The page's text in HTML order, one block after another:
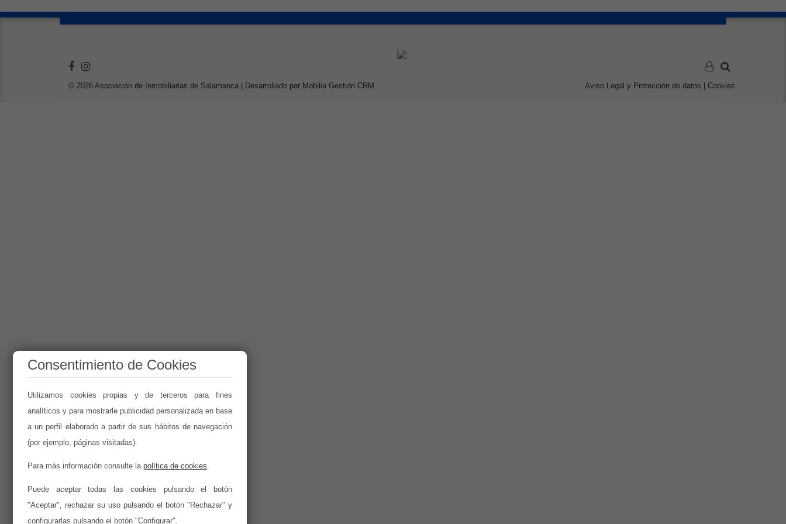
© 2026 Asociación de Inmobiliarias de Salamanca | Desarrollado por Mobilia Gestión CRM Aviso Legal y Protección de datos Cookies
Consentimiento de Cookies
Utilizamos cookies propias y de terceros para fines
analíticos y para mostrarle publicidad personalizada en base
a un perfil elaborado a partir de sus hábitos de navegación
(por ejemplo, páginas visitadas).
Para más información consulte la política de cookies.
Puede aceptar todas las cookies pulsando el botón
"Aceptar", rechazar su uso pulsando el botón "Rechazar" y
configurarlas pulsando el botón "Configurar".